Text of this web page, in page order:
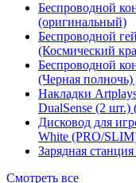
Беспроводной
(оригинальный)
Беспроводной
(Космический
Беспроводной
(Черная полночь)
Накладки
DualSense (2 шт.)
Дисковод для
White (PRO/
Зарядная
Смотреть все